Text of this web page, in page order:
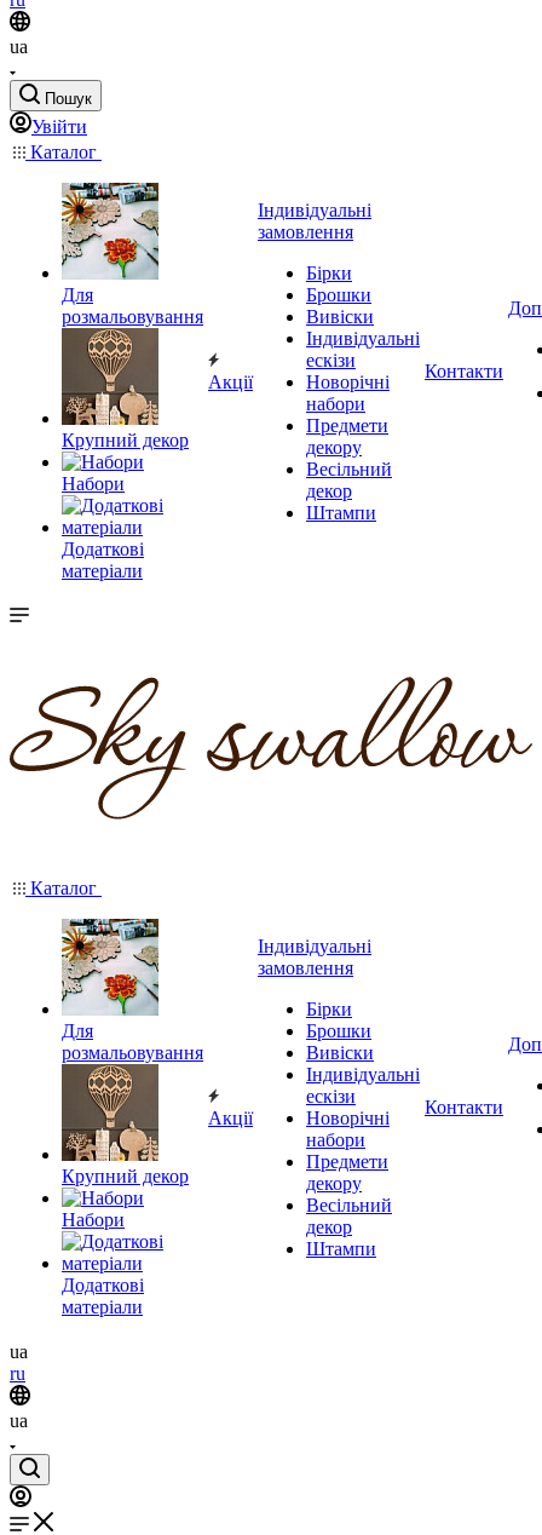
ua
Пошук
Увійти
Каталог
Для
розмальовування
Крупний декор
Набори
Додаткові
матеріали
Акції
Індивідуальні
замовлення
Бірки
Брошки
Вивіски
Індивідуальні
ескізи
Новорічні
набори
Предмети
декору
Весільний
декор
Штампи
Контакти
Каталог
Для
розмальовування
Крупний декор
Набори
Додаткові
матеріали
Акції
Індивідуальні
замовлення
Бірки
Брошки
Вивіски
Індивідуальні
ескізи
Новорічні
набори
Предмети
декору
Весільний
декор
Штампи
Контакти
ua
ru
ua